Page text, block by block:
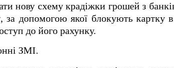
нову схему крадіжки грошей з
, за допомогою якої блокують картку
до його рахунку.
ЗМІ.